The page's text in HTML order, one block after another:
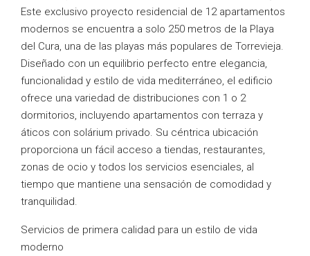
Este exclusivo proyecto residencial de 12 apartamentos
modernos se encuentra a solo 250 metros de la Playa
del Cura, una de las playas más populares de Torrevieja.
Diseñado con un equilibrio perfecto entre elegancia,
funcionalidad y estilo de vida mediterráneo, el edificio
ofrece una variedad de distribuciones con 1 o 2
dormitorios, incluyendo apartamentos con terraza y
áticos con solárium privado. Su céntrica ubicación
proporciona un fácil acceso a tiendas, restaurantes,
zonas de ocio y todos los servicios esenciales, al
tiempo que mantiene una sensación de comodidad y
tranquilidad.
Servicios de primera calidad para un estilo de vida
moderno